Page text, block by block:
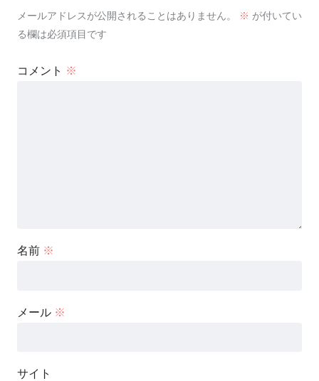
メールアドレスが公開されることはありません。 ※ が付いてい
る欄は必須項目です
コメント ※
名前 ※
メール ※
サイト